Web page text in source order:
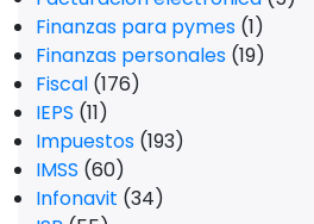
Finanzas para pymes (1)
Finanzas personales (19)
Fiscal (176)
IEPS (11)
Impuestos (193)
IMSS (60)
Infonavit (34)